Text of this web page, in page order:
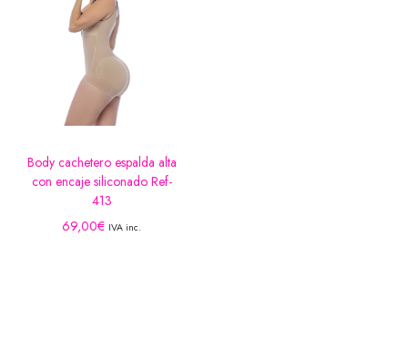
Body cachetero espalda alta
con encaje siliconado Ref-
413
69,00€ IVA inc.